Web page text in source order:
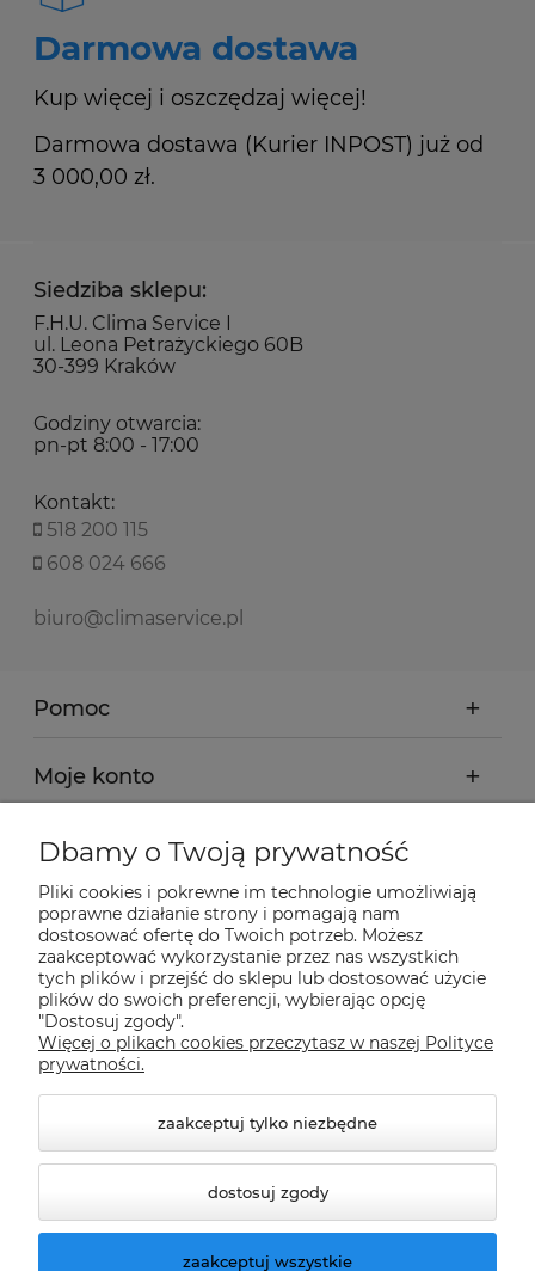
Darmowa dostawa
Kup więcej i oszczędzaj więcej!
Darmowa dostawa (Kurier INPOST) już od
3 000,00 zł.
Siedziba sklepu:
F.H.U. Clima Service I
ul. Leona Petrażyckiego 60B
30-399 Kraków
Godziny otwarcia:
pn-pt 8:00 - 17:00
Kontakt:
518 200 115
608 024 666
biuro@climaservice.pl
Pomoc
Moje konto
Płatności i dostawa
Informacje
O nas
Nasze sklepy Allegro
Dbamy o Twoją prywatność
Pliki cookies i pokrewne im technologie umożliwiają
poprawne działanie strony i pomagają nam
dostosować ofertę do Twoich potrzeb. Możesz
zaakceptować wykorzystanie przez nas wszystkich
tych plików i przejść do sklepu lub dostosować użycie
plików do swoich preferencji, wybierając opcję
"Dostosuj zgody".
Więcej o plikach cookies przeczytasz w naszej Polityce
prywatności.
zaakceptuj tylko niezbędne
dostosuj zgody
zaakceptuj wszystkie